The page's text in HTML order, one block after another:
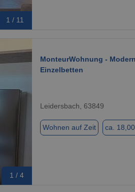
1 / 11
1 / 4
MonteurWohnung -
Einzelbetten
Leidersbach, 63849
Wohnen auf Zeit ca.